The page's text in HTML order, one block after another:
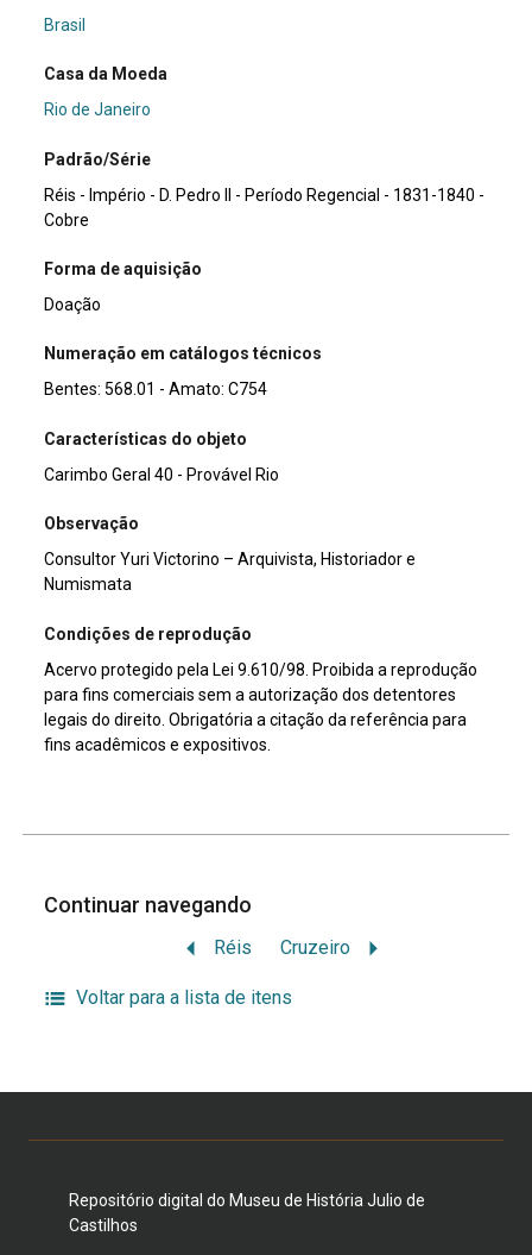
Brasil
Casa da Moeda
Rio de Janeiro
Padrão/Série
Réis - Império - D. Pedro II - Período Regencial - 1831-1840 -
Cobre
Forma de aquisição
Doação
Numeração em catálogos técnicos
Bentes: 568.01 - Amato: C754
Características do objeto
Carimbo Geral 40 - Provável Rio
Observação
Consultor Yuri Victorino – Arquivista, Historiador e
Numismata
Condições de reprodução
Acervo protegido pela Lei 9.610/98. Proibida a reprodução
para fins comerciais sem a autorização dos detentores
legais do direito. Obrigatória a citação da referência para
fins acadêmicos e expositivos.
Continuar navegando
Réis Cruzeiro
Voltar para a lista de itens
Repositório digital do Museu de História Julio de
Castilhos